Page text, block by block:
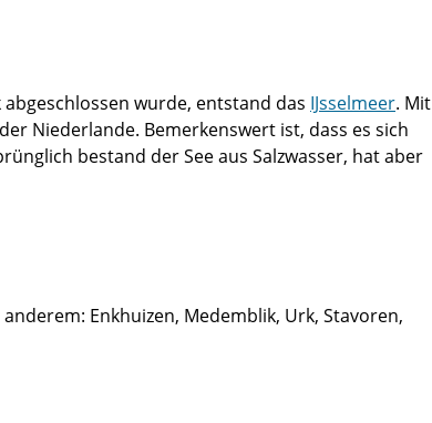
wurde, entstand das IJsselmeer. Mit
Niederlande. Bemerkenswert ist, dass es sich
bestand der See aus Salzwasser, hat aber
Enkhuizen, Medemblik, Urk, Stavoren,